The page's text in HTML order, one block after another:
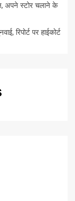
अपने स्टोर चलाने के
रिपोर्ट पर हाईकोर्ट